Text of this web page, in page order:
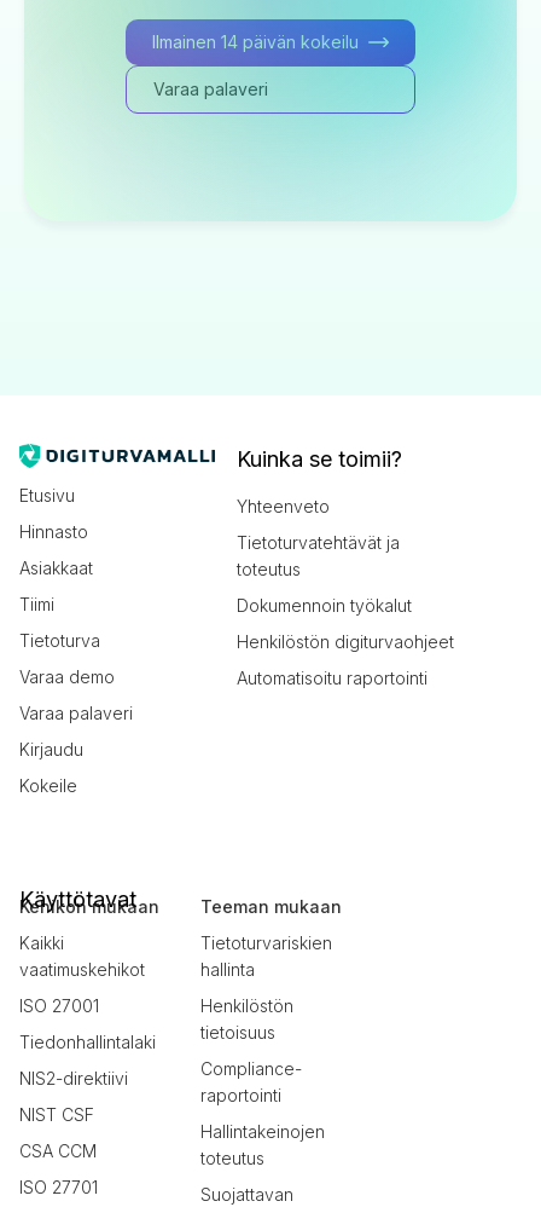
Ilmainen 14 päivän kokeilu
Varaa palaveri
Etusivu
Hinnasto
Asiakkaat
Tiimi
Tietoturva
Varaa demo
Varaa palaveri
Kirjaudu
Kokeile
Kuinka se toimii?
Yhteenveto
Tietoturvatehtävät ja
toteutus
Dokumennoin työkalut
Henkilöstön digiturvaohjeet
Automatisoitu raportointi
Käyttötavat
Kehikon mukaan
Kaikki
vaatimuskehikot
ISO 27001
Tiedonhallintalaki
NIS2-direktiivi
NIST CSF
CSA CCM
ISO 27701
Teeman mukaan
Tietoturvariskien
hallinta
Henkilöstön
tietoisuus
Compliance-
raportointi
Hallintakeinojen
toteutus
Suojattavan